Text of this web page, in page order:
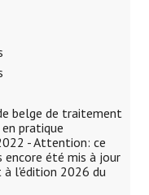
belge de traitement
pratique
- Attention: ce
encore été mis à jour
l'édition 2026 du